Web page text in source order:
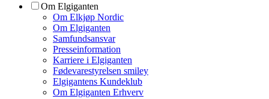
Om Elgiganten
Om Elkjøp Nordic
Om Elgiganten
Samfundsansvar
Presseinformation
Karriere i Elgiganten
Fødevarestyrelsen smiley
Elgigantens Kundeklub
Om Elgiganten Erhverv